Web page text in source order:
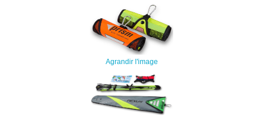
Agrandir l'image